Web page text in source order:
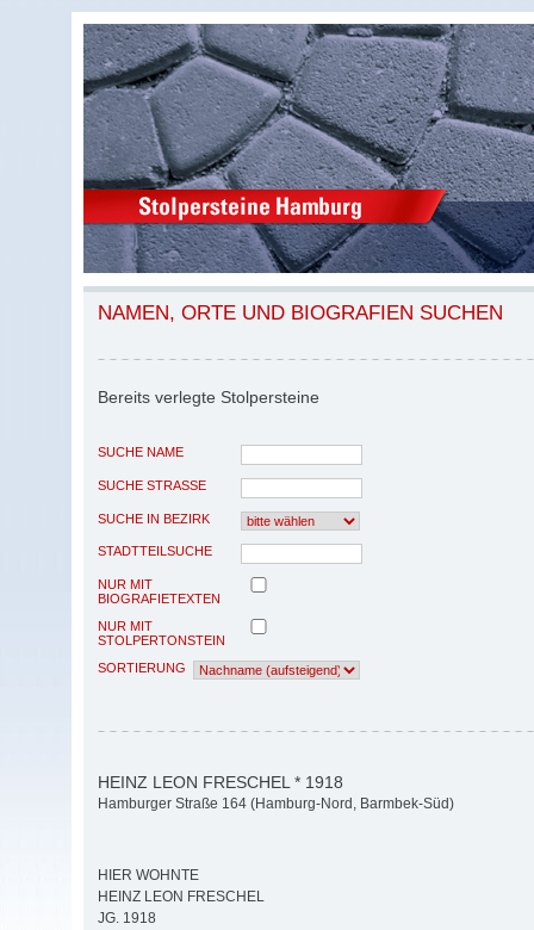
NAMEN, ORTE UND BIOGRAFIEN SUCHEN
Bereits verlegte Stolpersteine
SUCHE NAME
SUCHE STRASSE
SUCHE IN BEZIRK
STADTTEILSUCHE
NUR MIT
BIOGRAFIETEXTEN
NUR MIT
STOLPERTONSTEIN
SORTIERUNG
HEINZ LEON FRESCHEL * 1918
Hamburger Straße 164 (Hamburg-Nord, Barmbek-Süd)
HIER WOHNTE
HEINZ LEON FRESCHEL
JG. 1918